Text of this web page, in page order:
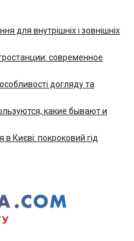
для внутрішніх і зовнішніх
современное
догляду та
какие бывают и
Києві: покроковий гід